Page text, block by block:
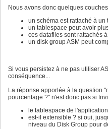
Nous avons donc quelques couches
un schéma est rattaché à un
un tablespace peut avoir
ces datafiles sont rattachés
un disk group ASM peut
Si vous persistez à ne pas utiliser
conséquence...
La réponse apportée à la question
pourcentage ?" n'est donc pas si
le tablespace de
est-il extensible ? si oui,
niveau du Disk Group pour